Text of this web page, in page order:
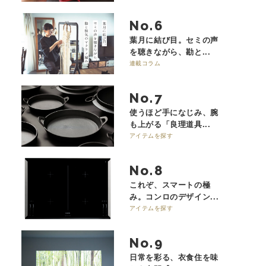
No.
葉月に結び目。セミの声
を聴きながら、勘と...
連載コラム
No.
使うほど手になじみ、腕
も上がる「良理道具...
アイテムを探す
No.
これぞ、スマートの極
み。コンロのデザイン...
アイテムを探す
No.
日常を彩る、衣食住を味